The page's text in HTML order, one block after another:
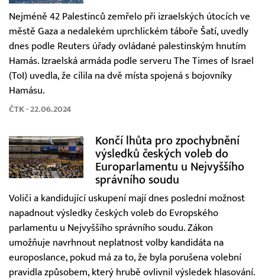
Nejméně 42 Palestinců zemřelo při izraelských útocích ve
městě Gaza a nedalekém uprchlickém táboře Šatí, uvedly
dnes podle Reuters úřady ovládané palestinským hnutím
Hamás. Izraelská armáda podle serveru The Times of Israel
(ToI) uvedla, že cílila na dvě místa spojená s bojovníky
Hamásu.
ČTK - 22.06.2024
Končí lhůta pro zpochybnění
výsledků českých voleb do
Europarlamentu u Nejvyššího
správního soudu
Voliči a kandidující uskupení mají dnes poslední možnost
napadnout výsledky českých voleb do Evropského
parlamentu u Nejvyššího správního soudu. Zákon
umožňuje navrhnout neplatnost volby kandidáta na
europoslance, pokud má za to, že byla porušena volební
pravidla způsobem, který hrubě ovlivnil výsledek hlasování.